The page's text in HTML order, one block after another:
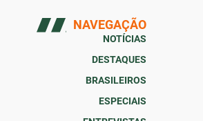
NAVEGAÇÃO
NOTÍCIAS
DESTAQUES
BRASILEIROS
ESPECIAIS